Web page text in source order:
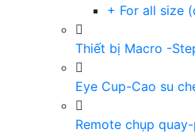
+ For all size
Thiết bị Macro -
Eye Cup-Cao su
Remote chụp